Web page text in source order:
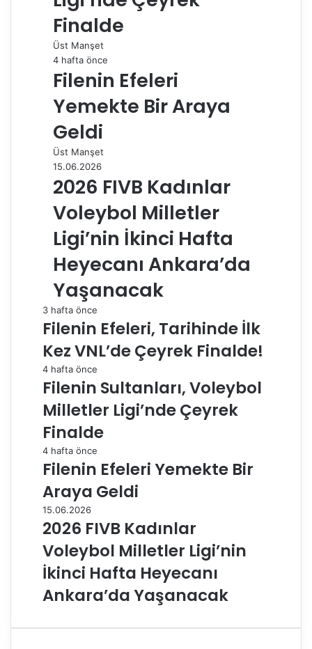
Finalde
Üst Manşet
4 hafta önce
Filenin Efeleri
Yemekte Bir Araya
Geldi
Üst Manşet
15.06.2026
2026 FIVB Kadınlar
Voleybol Milletler
Ligi’nin İkinci Hafta
Heyecanı Ankara’da
Yaşanacak
3 hafta önce
Filenin Efeleri, Tarihinde İlk
Kez VNL’de Çeyrek Finalde!
4 hafta önce
Filenin Sultanları, Voleybol
Milletler Ligi’nde Çeyrek
Finalde
4 hafta önce
Filenin Efeleri Yemekte Bir
Araya Geldi
15.06.2026
2026 FIVB Kadınlar
Voleybol Milletler Ligi’nin
İkinci Hafta Heyecanı
Ankara’da Yaşanacak